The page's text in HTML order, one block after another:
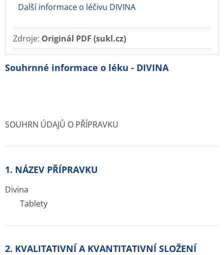
Další informace o léčivu DIVINA
Zdroje: Originál PDF (sukl.cz)
Souhrnné informace o léku - DIVINA
SOUHRN ÚDAJŮ O PŘÍPRAVKU
1. NÁZEV PŘÍPRAVKU
Divina
Tablety
2. KVALITATIVNÍ A KVANTITATIVNÍ SLOŽENÍ